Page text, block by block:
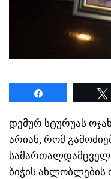
დემურ სტურუას
არიან, რომ
ბიჭის ახლობლების